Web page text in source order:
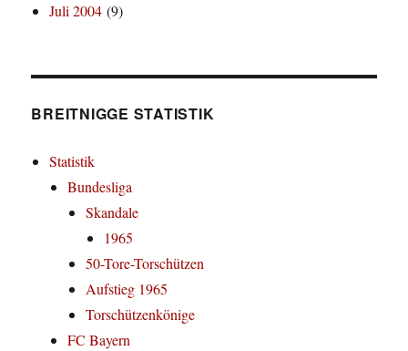
Juli 2004 (9)
BREITNIGGE STATISTIK
Statistik
Bundesliga
Skandale
1965
50-Tore-Torschützen
Aufstieg 1965
Torschützenkönige
FC Bayern